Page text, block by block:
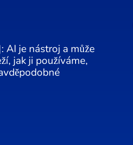
AI je nástroj a může
jak ji používáme,